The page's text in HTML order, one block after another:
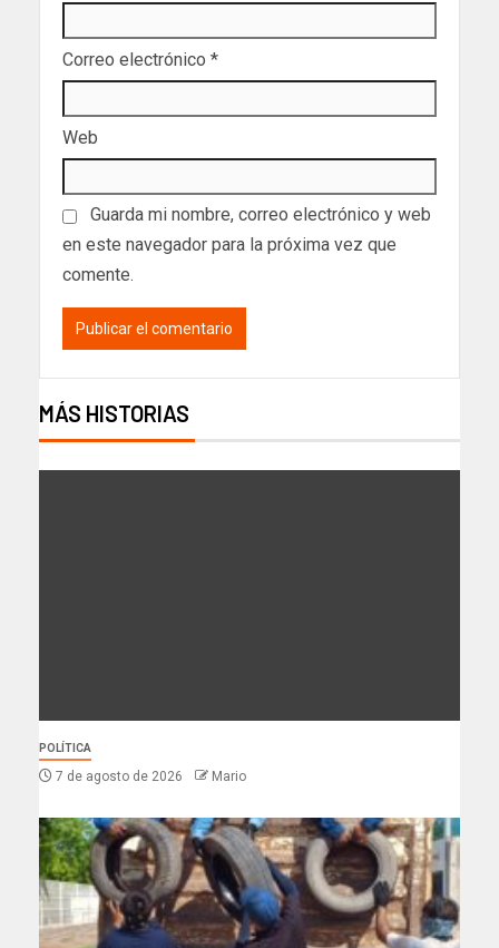
Correo electrónico *
Web
Guarda mi nombre, correo electrónico y web
en este navegador para la próxima vez que
comente.
MÁS HISTORIAS
POLÍTICA
7 de agosto de 2026 Mario